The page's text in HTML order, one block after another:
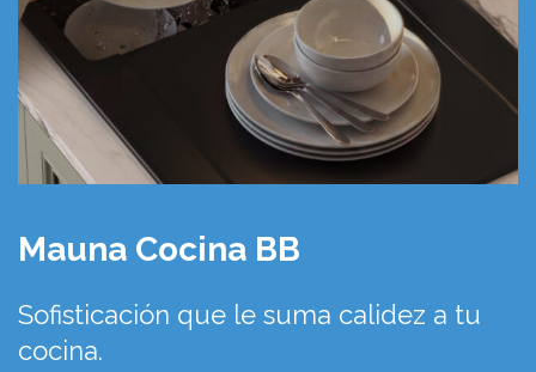
Mauna Cocina BB
Sofisticación que le suma calidez a tu
cocina.